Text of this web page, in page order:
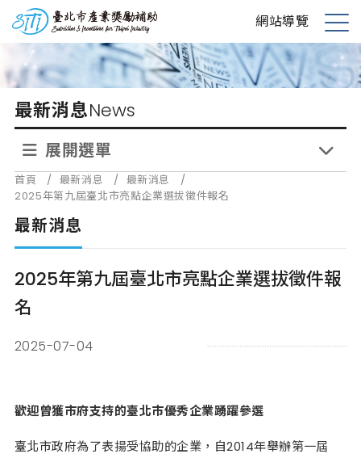
到
要
內
台北市產業獎勵補助 網站導覽
展
開
選
單
最新消息News
展開選單
首頁 / 最新消息 / 最新消息
/
2025年第九屆臺北市亮點企業選拔徵件報名
最新消息
2025年第九屆臺北市亮點企業選拔徵件報
名
2025-07-04
歡迎曾獲市府支持的臺北市優秀企業踴躍參選
臺北市政府為了表揚受協助的企業，自2014年舉辦第一屆